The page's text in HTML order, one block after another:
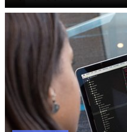
konsumentów twierdzi, że ogranicza